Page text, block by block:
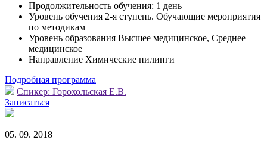
Продолжительность обучения: 1 день
Уровень обучения 2-я ступень. Обучающие мероприятия
по методикам
Уровень образования Высшее медицинское, Среднее
медицинское
Направление Химические пилинги
Подробная программа
Спикер: Горохольская Е.В.
Записаться
05. 09. 2018